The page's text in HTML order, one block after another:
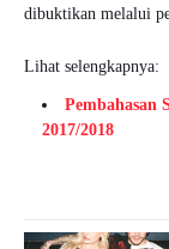
dibuktikan melalui
Lihat selengkapnya:
Pembahasan
2017/2018